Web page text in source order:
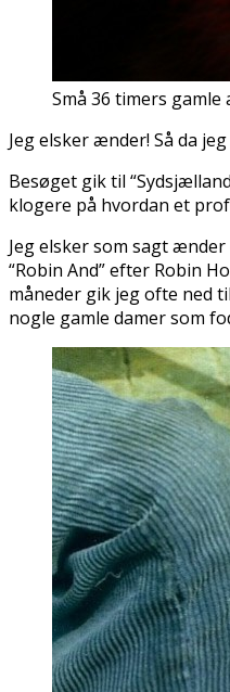
Små 36 timers
Jeg elsker ænder! Så da
Besøget gik til
klogere på hvordan et
Jeg elsker som sagt
“Robin And” efter Robin
måneder gik jeg ofte ned
nogle gamle damer som